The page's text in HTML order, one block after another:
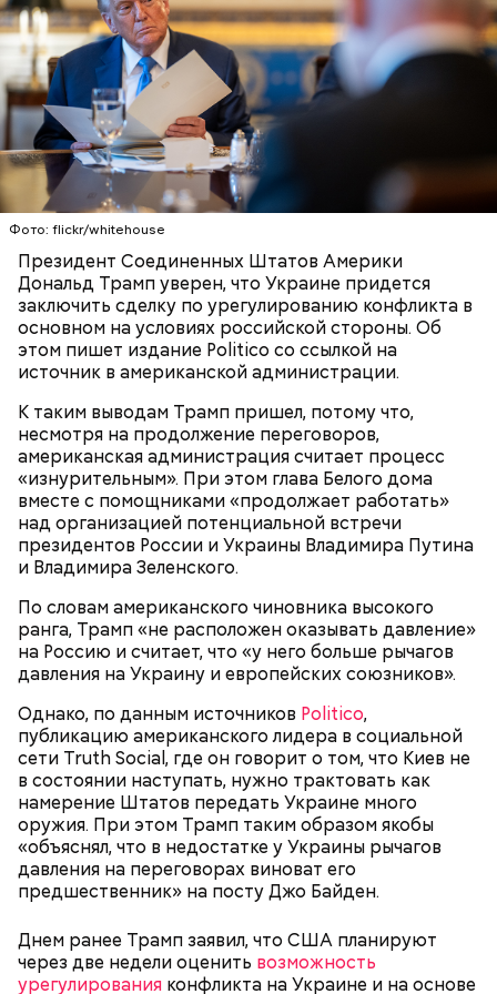
Фото: flickr/whitehouse
Президент Соединенных Штатов Америки
Дональд Трамп уверен, что Украине придется
заключить сделку по урегулированию конфликта в
основном на условиях российской стороны. Об
этом пишет издание Politico со ссылкой на
источник в американской администрации.
К таким выводам Трамп пришел, потому что,
несмотря на продолжение переговоров,
американская администрация считает процесс
«изнурительным». При этом глава Белого дома
вместе с помощниками «продолжает работать»
над организацией потенциальной встречи
президентов России и Украины Владимира Путина
и Владимира Зеленского.
По словам американского чиновника высокого
ранга, Трамп «не расположен оказывать давление»
на Россию и считает, что «у него больше рычагов
давления на Украину и европейских союзников».
Однако, по данным источников Politico,
публикацию американского лидера в социальной
сети Truth Social, где он говорит о том, что Киев не
в состоянии наступать, нужно трактовать как
намерение Штатов передать Украине много
оружия. При этом Трамп таким образом якобы
«объяснял, что в недостатке у Украины рычагов
давления на переговорах виноват его
предшественник» на посту Джо Байден.
Днем ранее Трамп заявил, что США планируют
через две недели оценить возможность
урегулирования конфликта на Украине и на основе
Главная особенность острова Сокотра —
драконовые деревья, которые растут только здесь.
Внешне они напоминают большие грибы, а
драконовыми их называют из-за красного цвета
смолы, которую местные жители сравнивают с
кровью дракона. Они же используют ее в
медицинских целях и красят ей ткань и волосы.
К тому же здесь водятся редкие виды животных и
других растений, которых в мире больше нигде не
встретить. На Сокотре также есть горы,
известняковое плато и прибрежные равнины,
которые дополняют «внеземную» атмосферу.
Сергей Брин
Фото: World Economic Forum / CC BY-NC-SA 2.0
Сергей Брин — один из соучредителей компании
Google. Он родился в еврейской семье в Москве в
1973 году. Его отец был математиком, окончившим
МГУ, а мать была научным сотрудником в
Институте нефти и газа. Когда Сергею было шесть
лет, семья иммигрировала в США.